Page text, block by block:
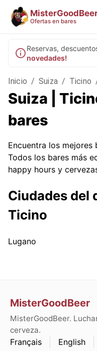
Ofertas en bares
Reservas,
novedades!
Inicio / Suiza / Ticino
Suiza |
bares
Encuentra los mejores
Todos los bares más
happy hours y
Ciudades del
Ticino
Lugano
MisterGoodBeer
MisterGoodBeer.
cerveza.
Français English